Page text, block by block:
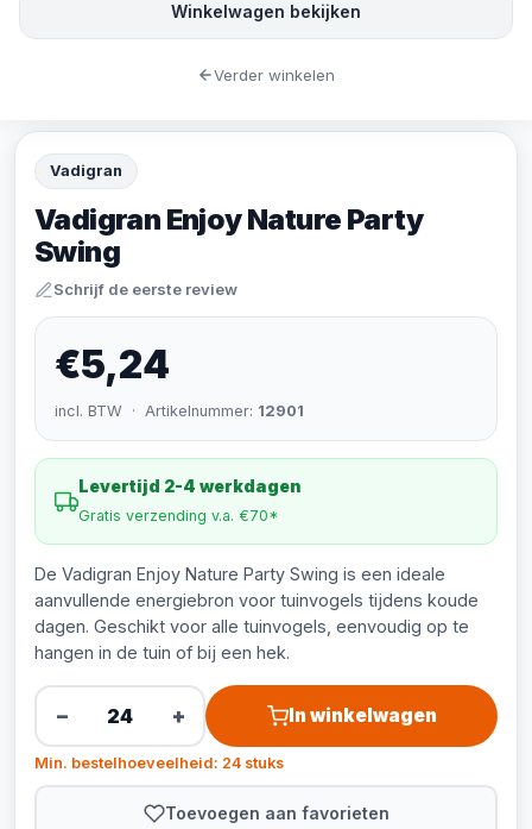
Vadigran
Vadigran Enjoy Nature Party
Swing
Schrijf de eerste review
€5,24
incl. BTW · Artikelnummer: 12901
Levertijd 2-4 werkdagen
Gratis verzending v.a. €70*
De Vadigran Enjoy Nature Party Swing is een ideale
aanvullende energiebron voor tuinvogels tijdens koude
dagen. Geschikt voor alle tuinvogels, eenvoudig op te
hangen in de tuin of bij een hek.
− + In winkelwagen
Min. bestelhoeveelheid: 24 stuks
Toevoegen aan favorieten
Winkelwagen bekijken
Verder winkelen